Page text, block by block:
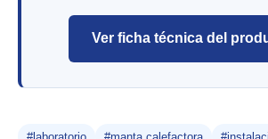
Ver ficha técnica del